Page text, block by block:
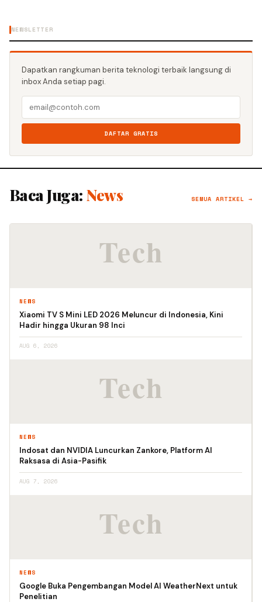
NEWSLETTER
Dapatkan rangkuman berita teknologi terbaik langsung di
inbox Anda setiap pagi.
DAFTAR GRATIS
Baca Juga: News SEMUA ARTIKEL →
NEWS
Xiaomi TV S Mini LED 2026 Meluncur di Indonesia, Kini
Hadir hingga Ukuran 98 Inci
AUG 6, 2026
NEWS
Indosat dan NVIDIA Luncurkan Zankore, Platform AI
Raksasa di Asia-Pasifik
AUG 7, 2026
NEWS
Google Buka Pengembangan Model AI WeatherNext untuk
Penelitian